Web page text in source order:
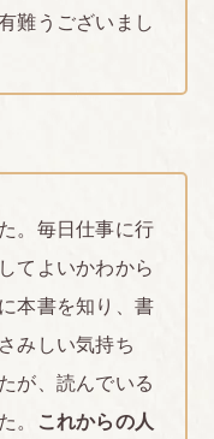
難うございまし
。毎日仕事に行
てよいかわから
本書を知り、書
みしい気持ち
が、読んでいる
。
これからの人